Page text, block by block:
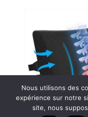
Nous utilisons des
expérience sur notre
site, nous